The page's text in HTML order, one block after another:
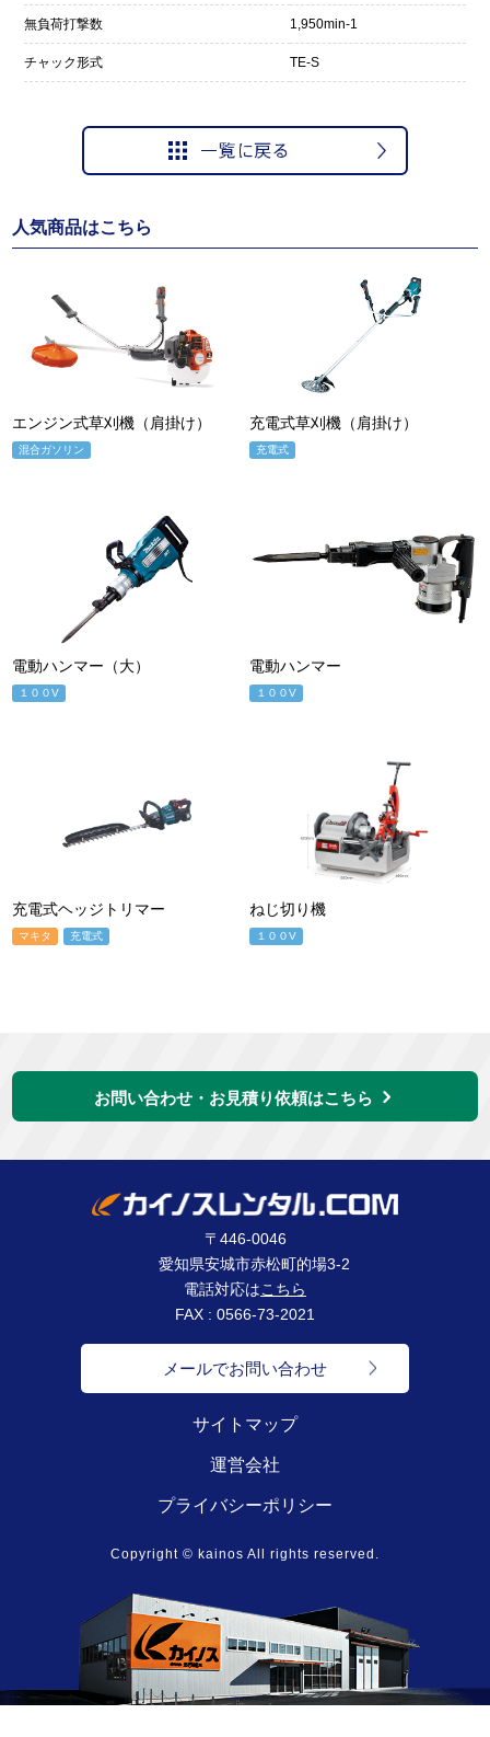
無負荷打撃数 1,950min-1
チャック形式 TE-S
人気商品はこちら
エンジン式草刈機（肩掛け）
混合ガソリン
充電式草刈機（肩掛け）
充電式
電動ハンマー（大）
１００V
電動ハンマー
１００V
充電式ヘッジトリマー
マキタ 充電式
ねじ切り機
１００V
お問い合わせ・お見積り依頼はこちら
〒446-0046
愛知県安城市赤松町的場3-2
電話対応はこちら
FAX : 0566-73-2021
メールでお問い合わせ
サイトマップ
運営会社
プライバシーポリシー
Copyright © kainos All rights reserved.